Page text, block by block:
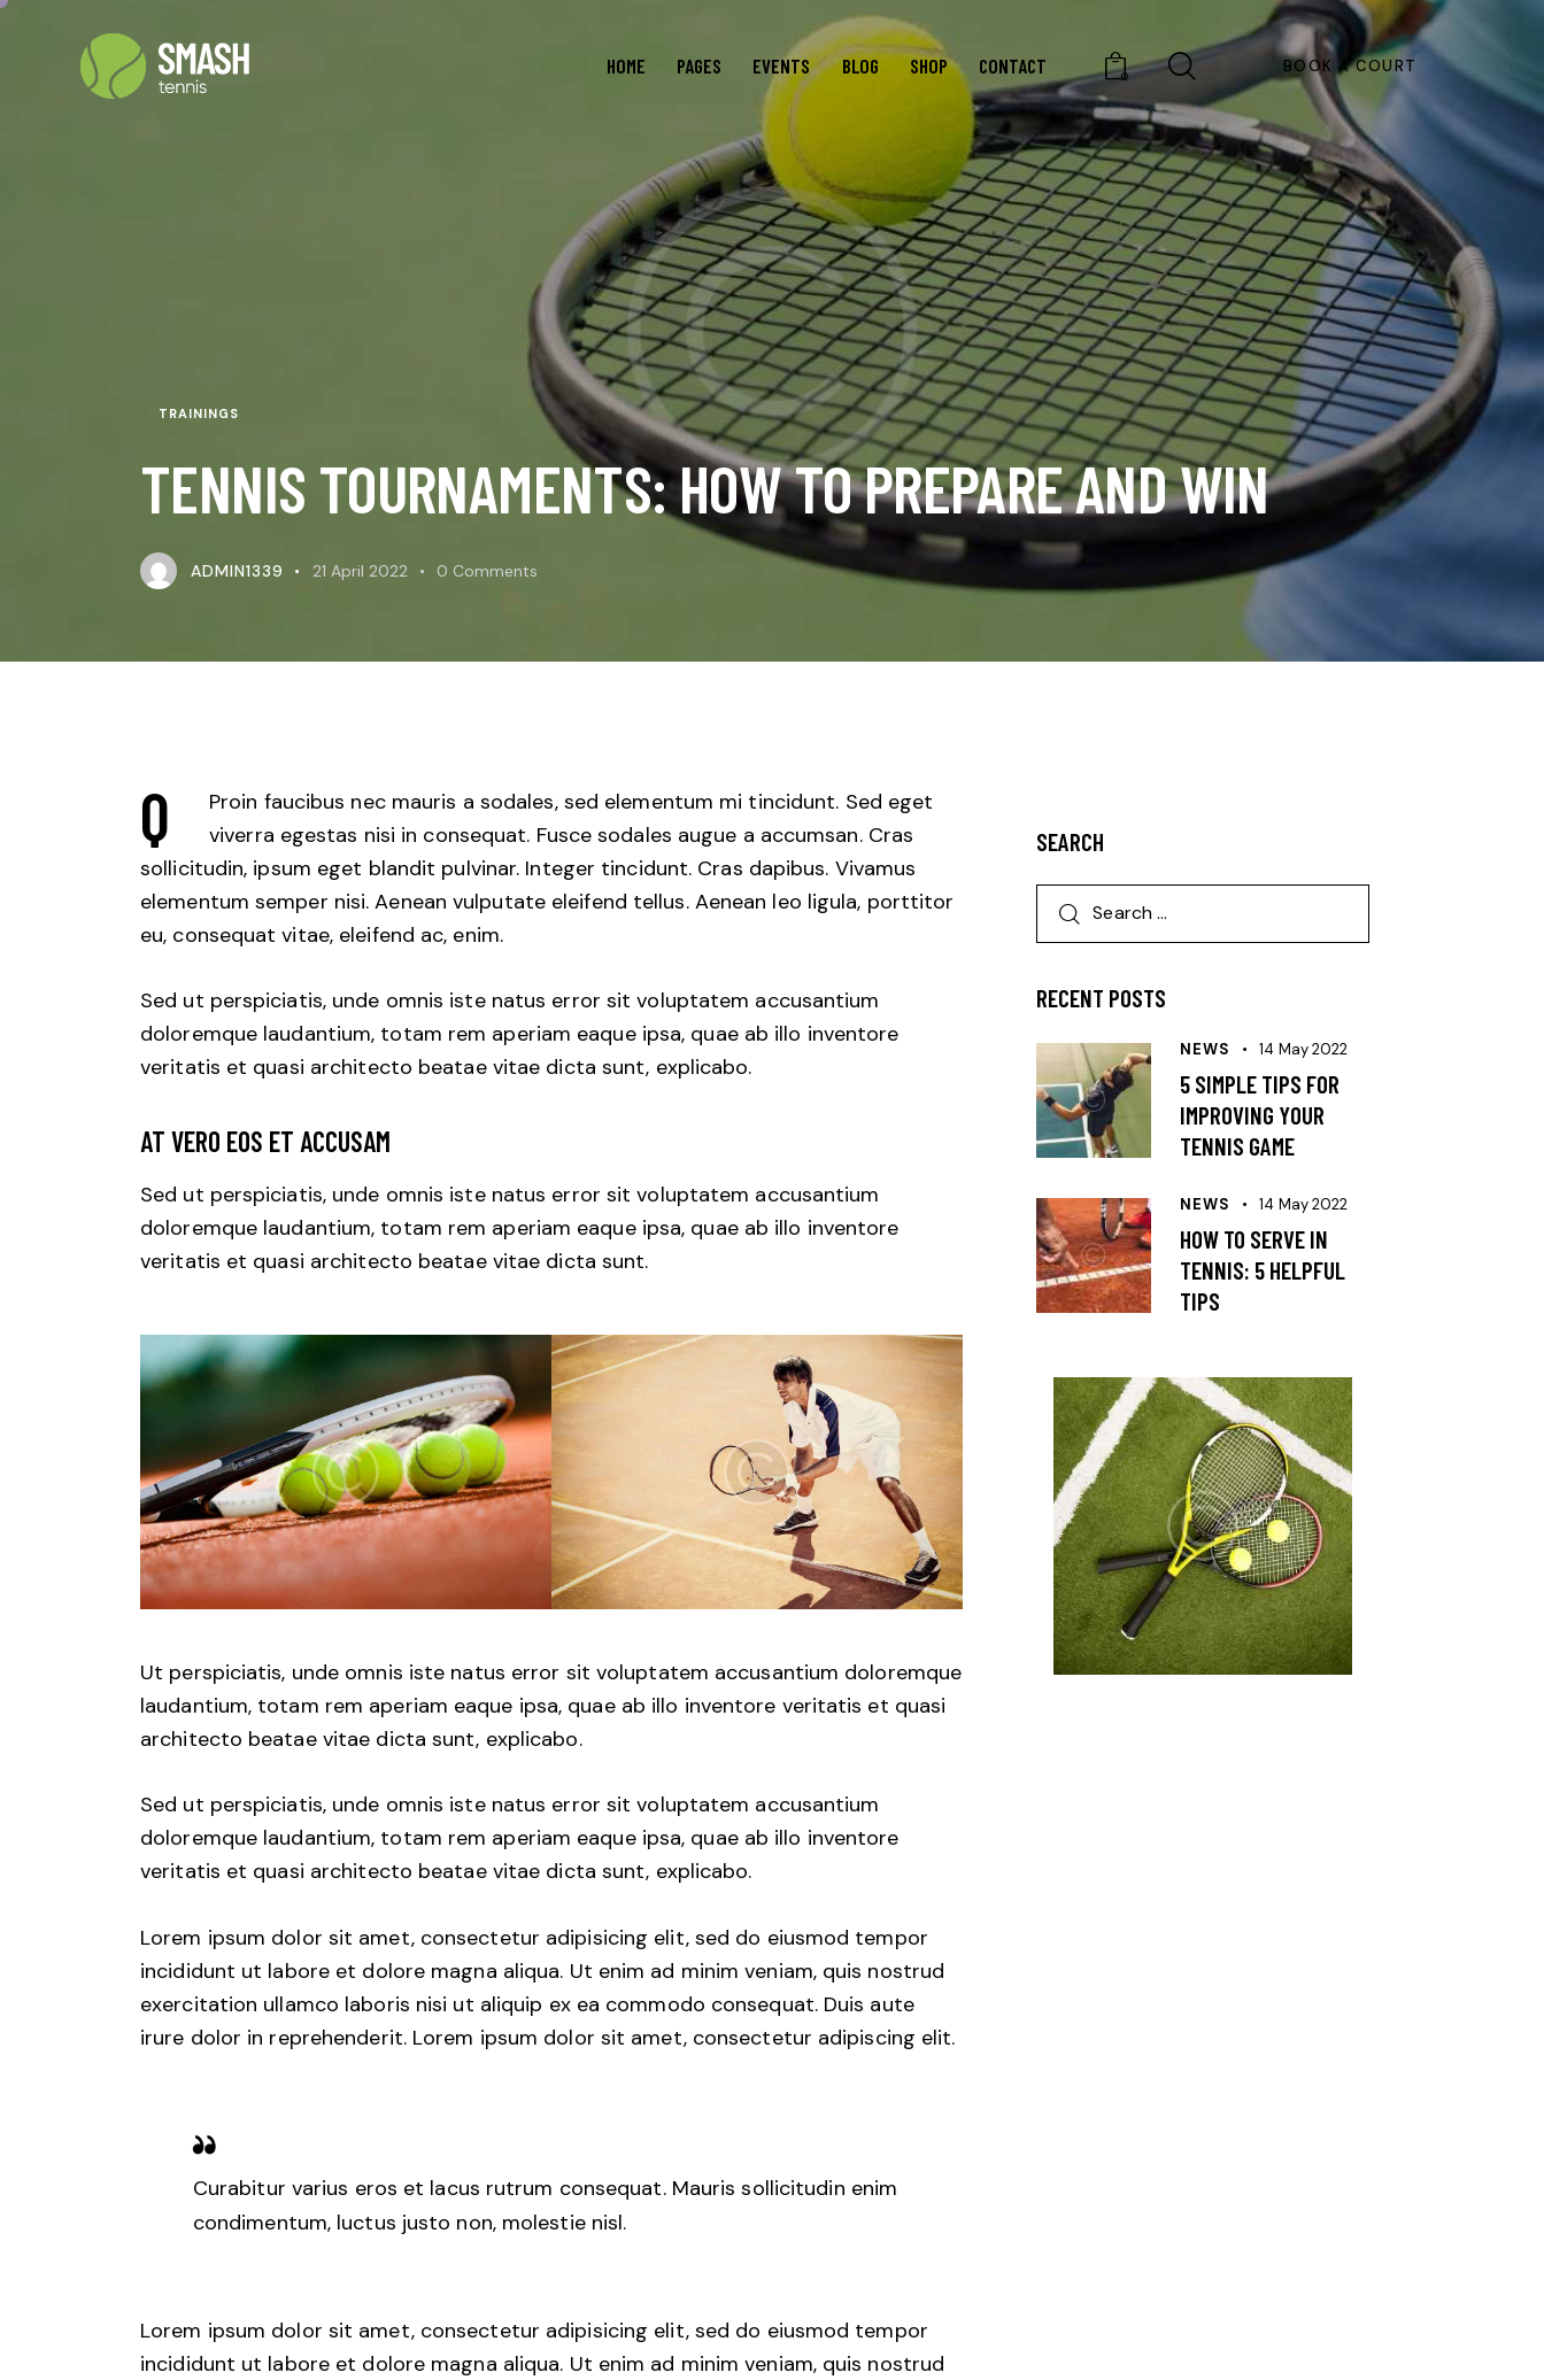
HOME PAGES EVENTS BLOG SHOP CONTACT 0
BOOK A COURT
TRAININGS
TENNIS TOURNAMENTS: HOW TO PREPARE AND WIN
ADMIN1339 21 April 2022 0 Comments
Q
Proin faucibus nec mauris a sodales, sed elementum mi tincidunt. Sed eget
viverra egestas nisi in consequat. Fusce sodales augue a accumsan. Cras
sollicitudin, ipsum eget blandit pulvinar. Integer tincidunt. Cras dapibus. Vivamus
elementum semper nisi. Aenean vulputate eleifend tellus. Aenean leo ligula, porttitor
eu, consequat vitae, eleifend ac, enim.
Sed ut perspiciatis, unde omnis iste natus error sit voluptatem accusantium
doloremque laudantium, totam rem aperiam eaque ipsa, quae ab illo inventore
veritatis et quasi architecto beatae vitae dicta sunt, explicabo.
AT VERO EOS ET ACCUSAM
Sed ut perspiciatis, unde omnis iste natus error sit voluptatem accusantium
doloremque laudantium, totam rem aperiam eaque ipsa, quae ab illo inventore
veritatis et quasi architecto beatae vitae dicta sunt.
Ut perspiciatis, unde omnis iste natus error sit voluptatem accusantium doloremque
laudantium, totam rem aperiam eaque ipsa, quae ab illo inventore veritatis et quasi
architecto beatae vitae dicta sunt, explicabo.
Sed ut perspiciatis, unde omnis iste natus error sit voluptatem accusantium
doloremque laudantium, totam rem aperiam eaque ipsa, quae ab illo inventore
veritatis et quasi architecto beatae vitae dicta sunt, explicabo.
Lorem ipsum dolor sit amet, consectetur adipisicing elit, sed do eiusmod tempor
incididunt ut labore et dolore magna aliqua. Ut enim ad minim veniam, quis nostrud
exercitation ullamco laboris nisi ut aliquip ex ea commodo consequat. Duis aute
irure dolor in reprehenderit. Lorem ipsum dolor sit amet, consectetur adipiscing elit.
Curabitur varius eros et lacus rutrum consequat. Mauris sollicitudin enim
condimentum, luctus justo non, molestie nisl.
Lorem ipsum dolor sit amet, consectetur adipisicing elit, sed do eiusmod tempor
incididunt ut labore et dolore magna aliqua. Ut enim ad minim veniam, quis nostrud
SEARCH
RECENT POSTS
NEWS 14 May 2022
5 SIMPLE TIPS FOR
IMPROVING YOUR
TENNIS GAME
NEWS 14 May 2022
HOW TO SERVE IN
TENNIS: 5 HELPFUL
TIPS